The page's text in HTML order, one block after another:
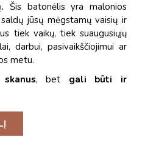
Šis batonėlis yra malonios
jūsų mėgstamų vaisių ir
tiek vaikų, tiek suaugusiųjų
darbui, pasivaikščiojimui ar
metu.
, bet gali būti ir